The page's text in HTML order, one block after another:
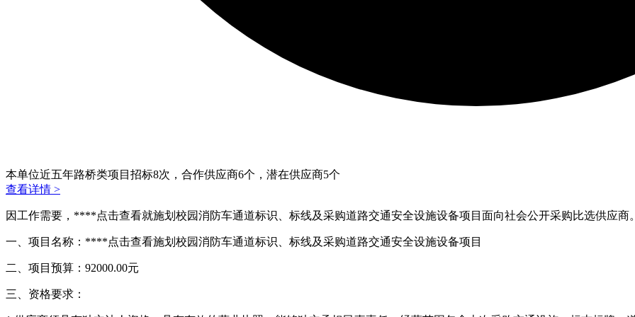
本单位近五年路桥类项目招标8次，合作供应商6个，潜在供应商5个
查看详情 >
因工作需要，****点击查看就施划校园消防车通道标识、标线及采购道路交通安全设施设备项目面向社会公开采购比选供应商
一、项目名称：****点击查看施划校园消防车通道标识、标线及采购道路交通安全设施设备项目
二、项目预算：92000.00元
三、资格要求：